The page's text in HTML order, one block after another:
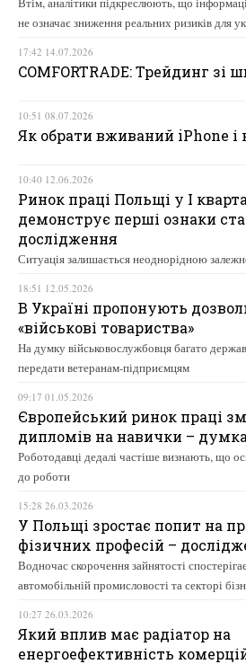
не означає зниження реальних ризиків для
17:42 14.07.2026
COMFORTRADE: Трейдинг зі
10:51 08.07.2026
Як обрати вживаний iPhone і
10:40 12.06.2026
Ринок праці Польщі у І
демонструє перші ознаки
дослідження
Ситуація залишається неоднорідною
18:51 12.05.2026
В Україні пропонують
«військові товариства»
На думку військовослужбовця багато
передати ветеранам-підприємцям
09:17 01.05.2026
Європейський ринок праці
дипломів на навички – думка
Роботодавці дедалі частіше визнають, що
до роботи
15:28 26.03.2026
У Польщі зростає попит на
фізичних професій –
Водночас скорочення зайнятості
автомобільній промисловості та секторі
10:27 26.03.2026
Який вплив має радіатор на
енергоефективність